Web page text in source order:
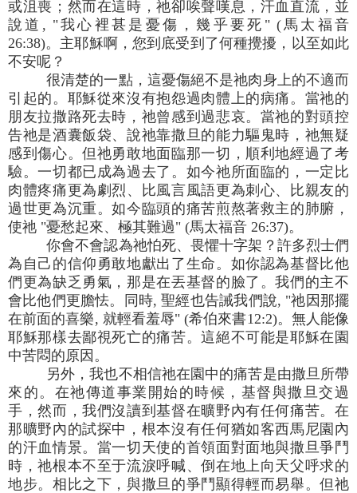
或沮喪；然而在這時，祂卻唉聲嘆息，汗血直流，並
說道, "我心裡甚是憂傷，幾乎要死" (馬太福音
26:38)。主耶穌啊，您到底受到了何種攪擾，以至如此
不安呢？
很清楚的一點，這憂傷絕不是祂肉身上的不適而
引起的。耶穌從來沒有抱怨過肉體上的病痛。當祂的
朋友拉撒路死去時，祂曾感到過悲哀。當祂的對頭控
告祂是酒囊飯袋、說祂靠撒旦的能力驅鬼時，祂無疑
感到傷心。但祂勇敢地面臨那一切，順利地經過了考
驗。一切都已成為過去了。如今祂所面臨的，一定比
肉體疼痛更為劇烈、比風言風語更為刺心、比親友的
過世更為沉重。如今臨頭的痛苦煎熬著救主的肺腑，
使祂 "憂愁起來、極其難過" (馬太福音 26:37)。
你會不會認為祂怕死、畏懼十字架？許多烈士們
為自己的信仰勇敢地獻出了生命。如你認為基督比他
們更為缺乏勇氣，那是在丟基督的臉了。我們的主不
會比他們更膽怯。同時, 聖經也告誡我們說, "祂因那擺
在前面的喜樂, 就輕看羞辱" (希伯來書12:2)。無人能像
耶穌那樣去鄙視死亡的痛苦。這絕不可能是耶穌在園
中苦悶的原因。
另外，我也不相信祂在園中的痛苦是由撒旦所帶
來的。在祂傳道事業開始的時候，基督與撒旦交過
手，然而，我們沒讀到基督在曠野內有任何痛苦。在
那曠野內的試探中，根本沒有任何猶如客西馬尼園內
的汗血情景。當一切天使的首領面對面地與撒旦爭鬥
時，祂根本不至于流淚呼喊、倒在地上向天父呼求的
地步。相比之下，與撒旦的爭鬥顯得輕而易舉。但祂